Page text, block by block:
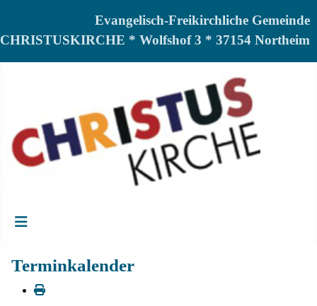
Evangelisch-Freikirchliche Gemeinde
CHRISTUSKIRCHE * Wolfshof 3 * 37154 Northeim
Terminkalender